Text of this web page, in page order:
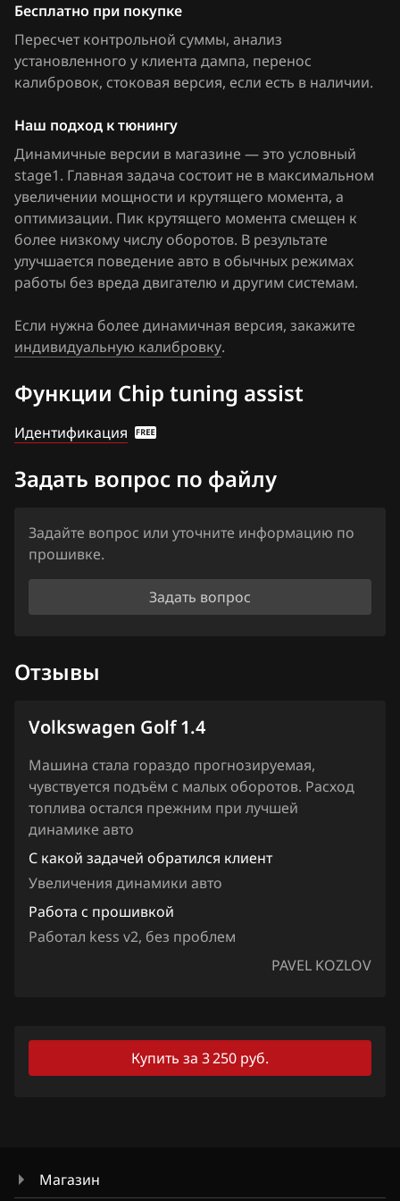
FAW
Fiat
Ford
Forthing
Foton
GAC
Geely
Genesis
Great Wall
Haima
Haval
Hawtai
Hongqi
Iran Khodro
Isuzu
Iveco
JAC
Jaecoo
Jaguar
Jeep
DSG Temic
GSG Temic
Marelli IAW7GV
Siemens PCR2.1
Simos 10xx
Simos 11xx
Simos 12xx
Simos 16xx
Simos 18xx
Simos 2xx
Simos 3xx
Simos 9xx
036906032L_0261207189_360898
036906032L_0261207189_363316
036906032P_0261207179_354828
036906032P_0261207179_360260
036906032P_0261208248_367657
036997032_0261201235_386440
036997032K_0261201412_382564
036997032K_0261201412_502838
036997032L_0261201413_382561
036998032_0261208247_367659_(5045)
Бесплатно при покупке
Пересчет контрольной суммы, анализ
установленного у клиента дампа, перенос
калибровок, стоковая версия, если есть в наличии.
Наш подход к тюнингу
Динамичные версии в магазине — это условный
stage1. Главная задача состоит не в максимальном
увеличении мощности и крутящего момента, а
оптимизации. Пик крутящего момента смещен к
более низкому числу оборотов. В результате
улучшается поведение авто в обычных режимах
работы без вреда двигателю и другим системам.
Если нужна более динамичная версия, закажите
индивидуальную калибровку.
Функции Chip tuning assist
Идентификация
Задать вопрос по файлу
Задайте вопрос или уточните информацию по
прошивке.
Задать вопрос
Отзывы
Volkswagen Golf 1.4
Машина стала гораздо прогнозируемая,
чувствуется подъём с малых оборотов. Расход
топлива остался прежним при лучшей
динамике авто
С какой задачей обратился клиент
Увеличения динамики авто
Работа с прошивкой
Работал kess v2, без проблем
PAVEL KOZLOV
Купить за 3 250 руб.
Магазин